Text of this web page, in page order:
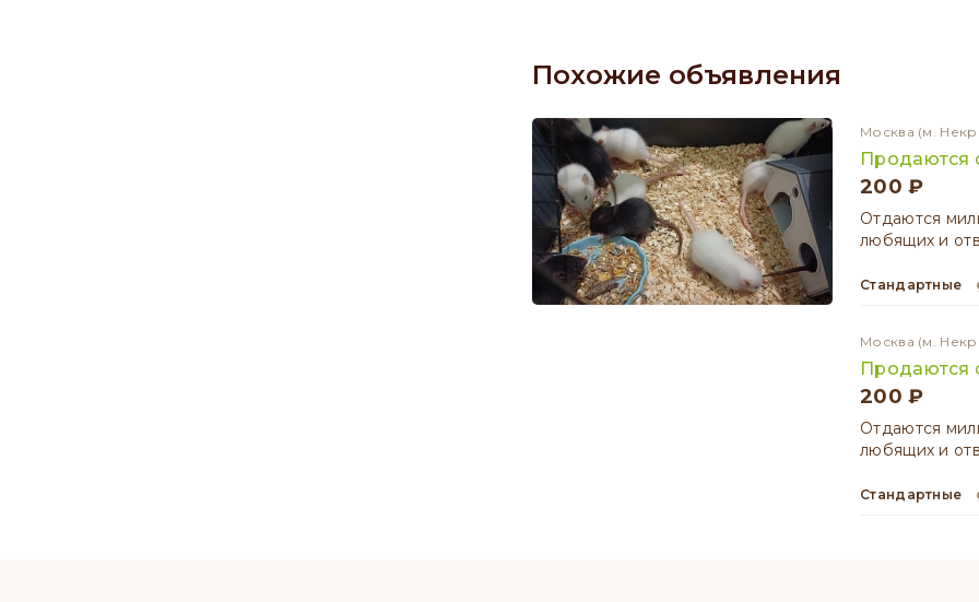
Похожие объявления
Москва (м.
Продаются
200 ₽
Отдаются
любящих и
Стандартные
Москва (м.
Продаются
200 ₽
Отдаются
любящих и
Стандартные